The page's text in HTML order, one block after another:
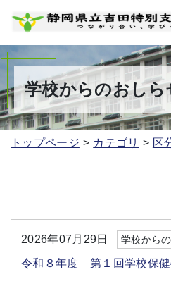
学校からのおしら
トップページ カテゴリ 区
2026年07月29日 学校から
令和８年度 第１回学校保健